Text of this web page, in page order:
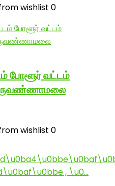
wishlist 0
போளூர் வட்டம்
wishlist 0